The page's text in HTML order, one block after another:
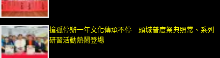
搶孤停辦一年文化傳承不停 頭城普度祭典照常、系列
研習活動熱鬧登場